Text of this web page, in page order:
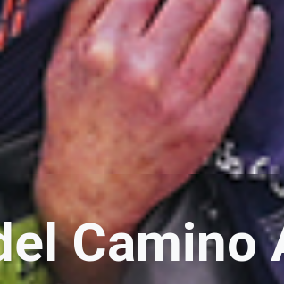
Camino